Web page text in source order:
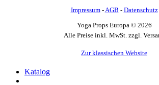
Impressum-AGB - Datenschutz
Yoga Props Europa © 2026
Alle Preise inkl. MwSt. zzgl.
Zur klassischen Website
Katalog